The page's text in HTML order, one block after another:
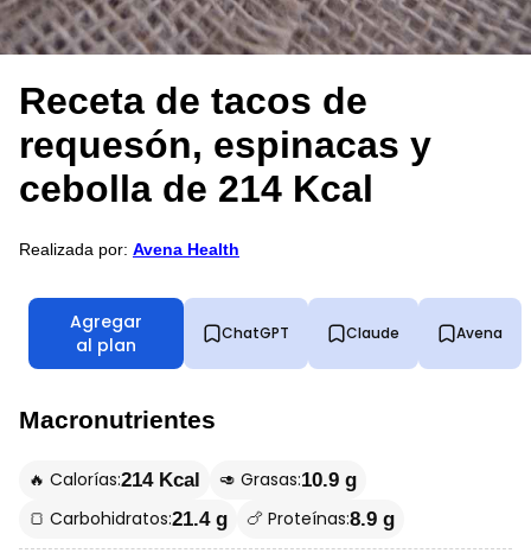
Receta de tacos de
requesón, espinacas y
cebolla de 214 Kcal
Realizada por: Avena Health
Agregar
al plan
ChatGPT Claude Avena
Macronutrientes
🔥 Calorías:214 Kcal 🥑 Grasas:10.9 g
🍞 Carbohidratos:21.4 g 🍗 Proteínas:8.9 g